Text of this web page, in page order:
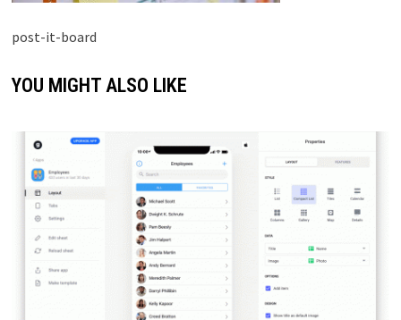
post-it-board
YOU MIGHT ALSO LIKE